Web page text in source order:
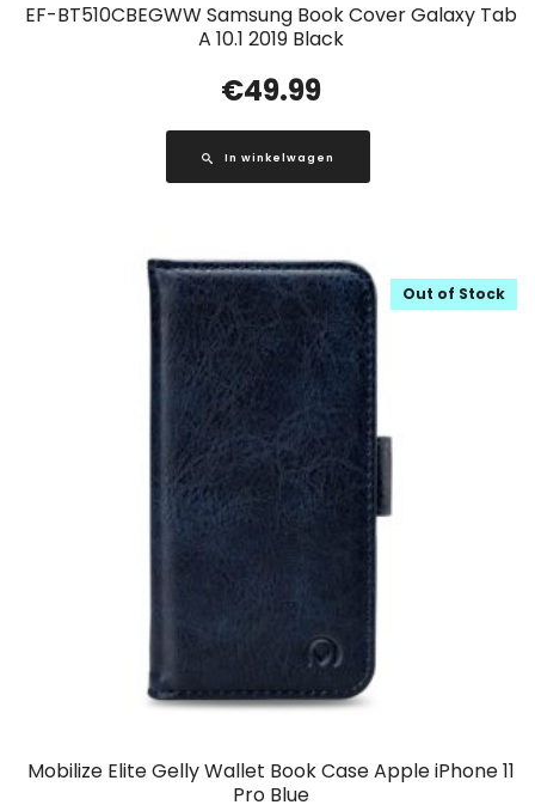
EF-BT510CBEGWW Samsung Book Cover Galaxy Tab
A 10.1 2019 Black
€49.99
In winkelwagen
Mobilize Elite Gelly Wallet Book Case Apple iPhone 11
Pro Blue
Out of Stock